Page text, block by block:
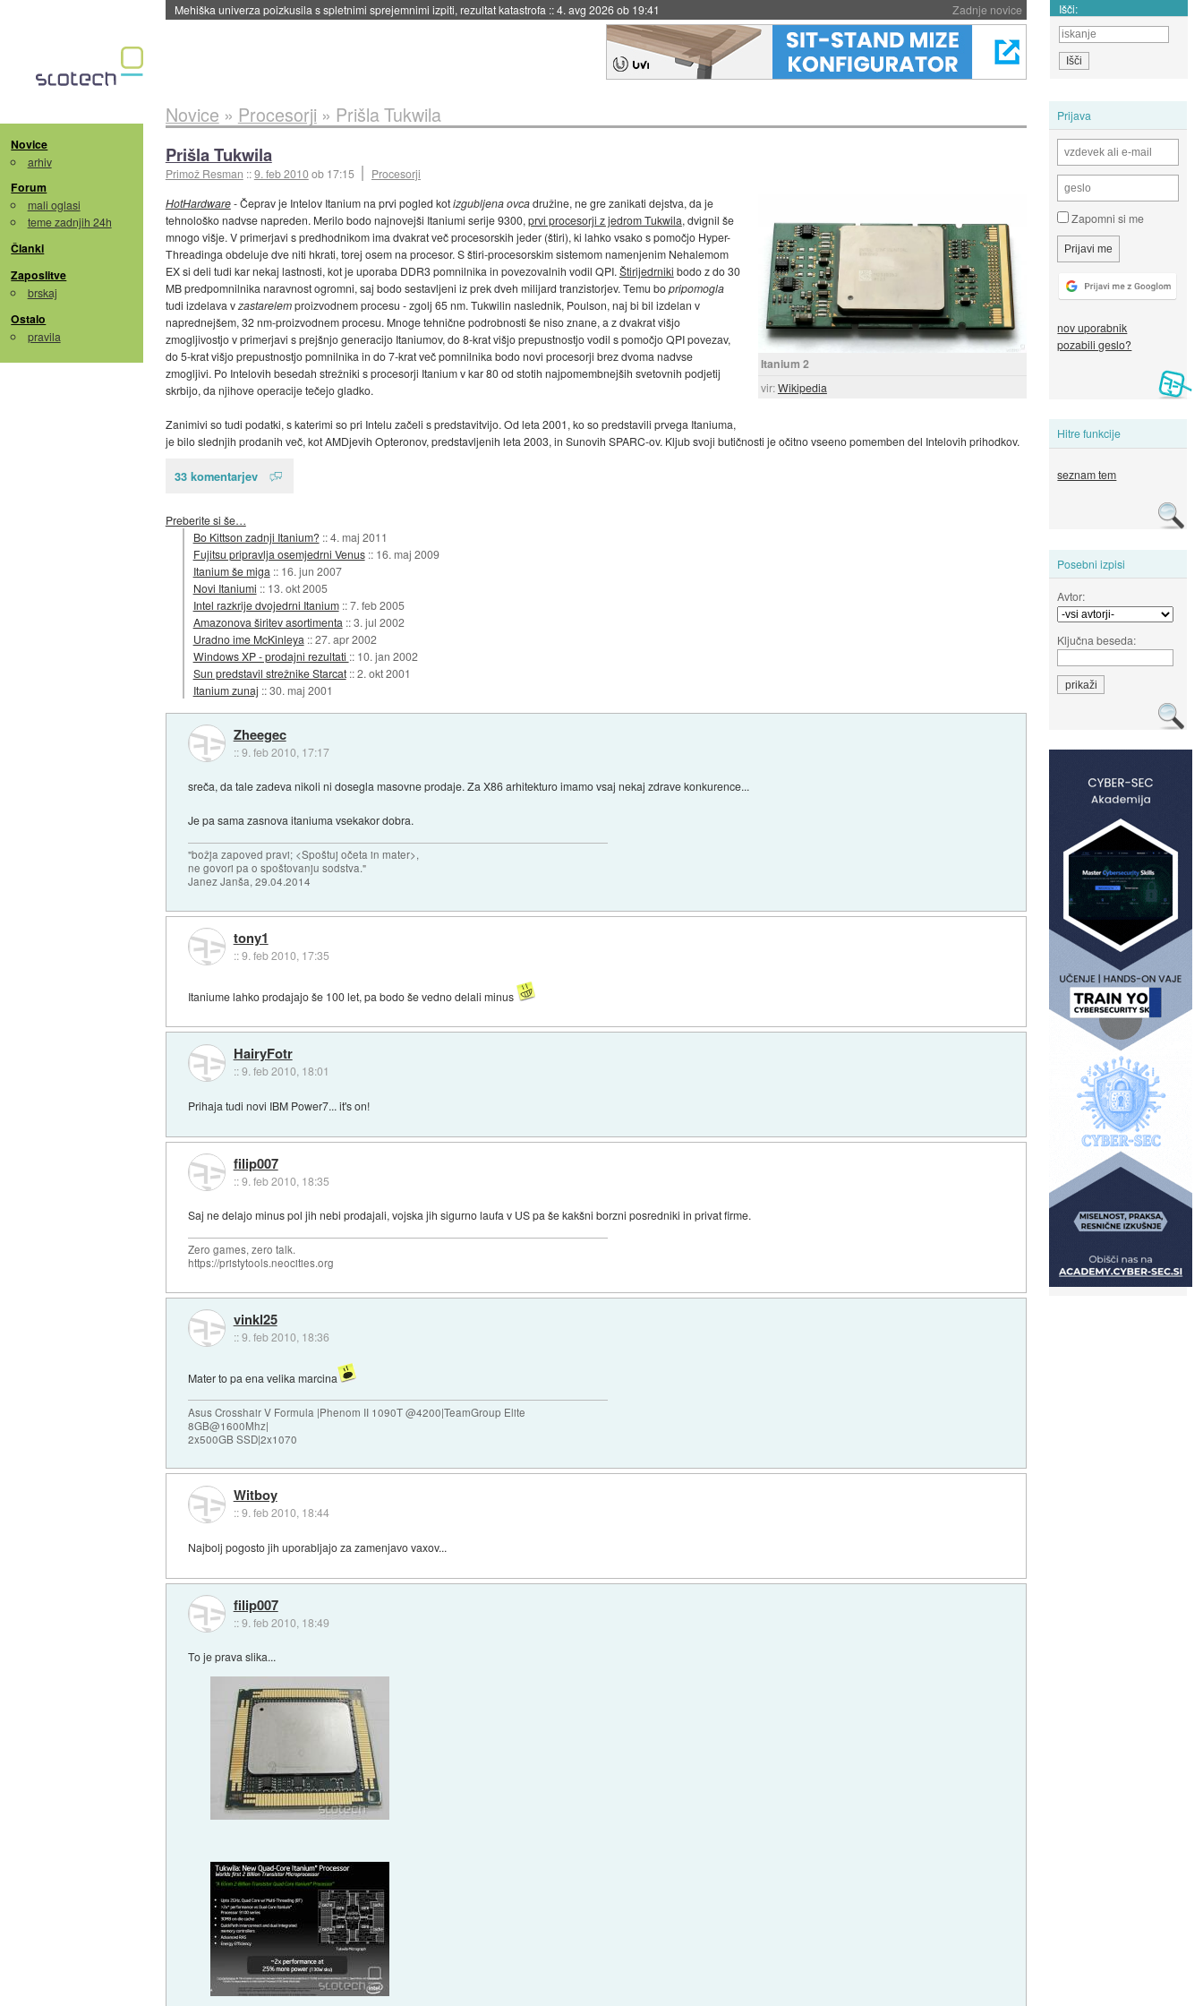
Zadnje novice
Evropska vesoljska agencija razvija svojo raketo za večkratno uporabo::4. avg 2026 ob 19:41 Išči:
Novice
arhiv
Forum
mali oglasi
teme zadnjih 24h
Članki
Zaposlitve
brskaj
Ostalo
pravila
Prijava
Zapomni si me
nov uporabnik
pozabili geslo?
Hitre funkcije
seznam tem
Posebni izpisi
Avtor:
Ključna beseda:
Novice » Procesorji » Prišla Tukwila
Prišla Tukwila
Primož Resman ::9. feb 2010ob 17:15 Procesorji
Itanium 2
vir:Wikipedia
HotHardware- Čeprav je Intelov Itanium na prvi pogled kotizgubljena ovcadružine, ne gre zanikati dejstva, da je
tehnološko nadvse napreden. Merilo bodo najnovejši Itaniumi serije 9300, prvi procesorji z jedrom Tukwila, dvignil še
mnogo višje. V primerjavi s predhodnikom ima dvakrat več procesorskih jeder (štiri), ki lahko vsako s pomočjo Hyper-
Threadinga obdeluje dve niti hkrati, torej osem na procesor. S štiri-procesorskim sistemom namenjenim Nehalemom
EX si deli tudi kar nekaj lastnosti, kot je uporaba DDR3 pomnilnika in povezovalnih vodil QPI. Štirijedrniki bodo z do 30
MB predpomnilnika naravnost ogromni, saj bodo sestavljeni iz prek dveh milijard tranzistorjev. Temu bopripomogla
tudi izdelava vzastarelemproizvodnem procesu - zgolj 65 nm. Tukwilin naslednik, Poulson, naj bi bil izdelan v
naprednejšem, 32 nm-proizvodnem procesu. Mnoge tehnične podrobnosti še niso znane, a z dvakrat višjo
zmogljivostjo v primerjavi s prejšnjo generacijo Itaniumov, do 8-krat višjo prepustnostjo vodil s pomočjo QPI povezav,
do 5-krat višjo prepustnostjo pomnilnika in do 7-krat več pomnilnika bodo novi procesorji brez dvoma nadvse
zmogljivi. Po Intelovih besedah strežniki s procesorji Itanium v kar 80 od stotih najpomembnejših svetovnih podjetij
skrbijo, da njihove operacije tečejo gladko.
Zanimivi so tudi podatki, s katerimi so pri Intelu začeli s predstavitvijo. Od leta 2001, ko so predstavili prvega Itaniuma,
je bilo slednjih prodanih več, kot AMDjevih Opteronov, predstavljenih leta 2003, in Sunovih SPARC-ov. Kljub svoji butičnosti je očitno vseeno pomemben del Intelovih prihodkov.
33 komentarjev
Preberite si še…
Bo Kittson zadnji Itanium? ::4. maj 2011
Fujitsu pripravlja osemjedrni Venus :: 16. maj 2009
Itanium še miga :: 16. jun 2007
Novi Itaniumi :: 13. okt 2005
Intel razkrije dvojedrni Itanium ::7. feb 2005
Amazonova širitev asortimenta ::3. jul 2002
Uradno ime McKinleya ::27. apr 2002
Windows XP - prodajni rezultati :: 10. jan 2002
Sun predstavil strežnike Starcat ::2. okt 2001
Itanium zunaj ::30. maj 2001
Zheegec
::9. feb 2010, 17:17
sreča, da tale zadeva nikoli ni dosegla masovne prodaje. Za X86 arhitekturo imamo vsaj nekaj zdrave konkurence...
Je pa sama zasnova itaniuma vsekakor dobra.
"božja zapoved pravi; <Spoštuj očeta in mater>,
ne govori pa o spoštovanju sodstva."
Janez Janša, 29.04.2014
tony1
::9. feb 2010, 17:35
Itaniume lahko prodajajo še 100 let, pa bodo še vedno delali minus
HairyFotr
::9. feb 2010, 18:01
Prihaja tudi novi IBM Power7... it's on!
filip007
::9. feb 2010, 18:35
Saj ne delajo minus pol jih nebi prodajali, vojska jih sigurno laufa v US pa še kakšni borzni posredniki in privat firme.
Zero games, zero talk.
https://pristytools.neocities.org
vinkl25
::9. feb 2010, 18:36
Mater to pa ena velika marcina
Asus Crosshair V Formula |Phenom II 1090T @4200|TeamGroup Elite
8GB@1600Mhz|
2x500GB SSD|2x1070
Witboy
::9. feb 2010, 18:44
Najbolj pogosto jih uporabljajo za zamenjavo vaxov...
filip007
::9. feb 2010, 18:49
To je prava slika...